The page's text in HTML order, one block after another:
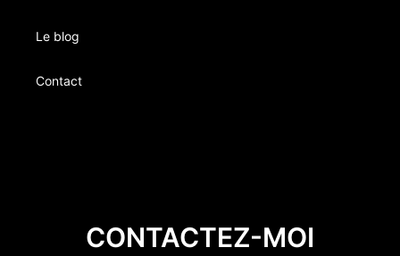
Le blog
Contact
CONTACTEZ-MOI